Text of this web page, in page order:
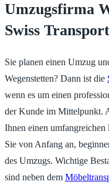
Umzugsfirma
Swiss
Sie planen einen Umzug
Wegenstetten? Dann ist die
wenn es um einen
der Kunde im Mittelpunkt.
Ihnen einen umfangreichen
Sie von Anfang an,
des Umzugs. Wichtige
sind neben dem